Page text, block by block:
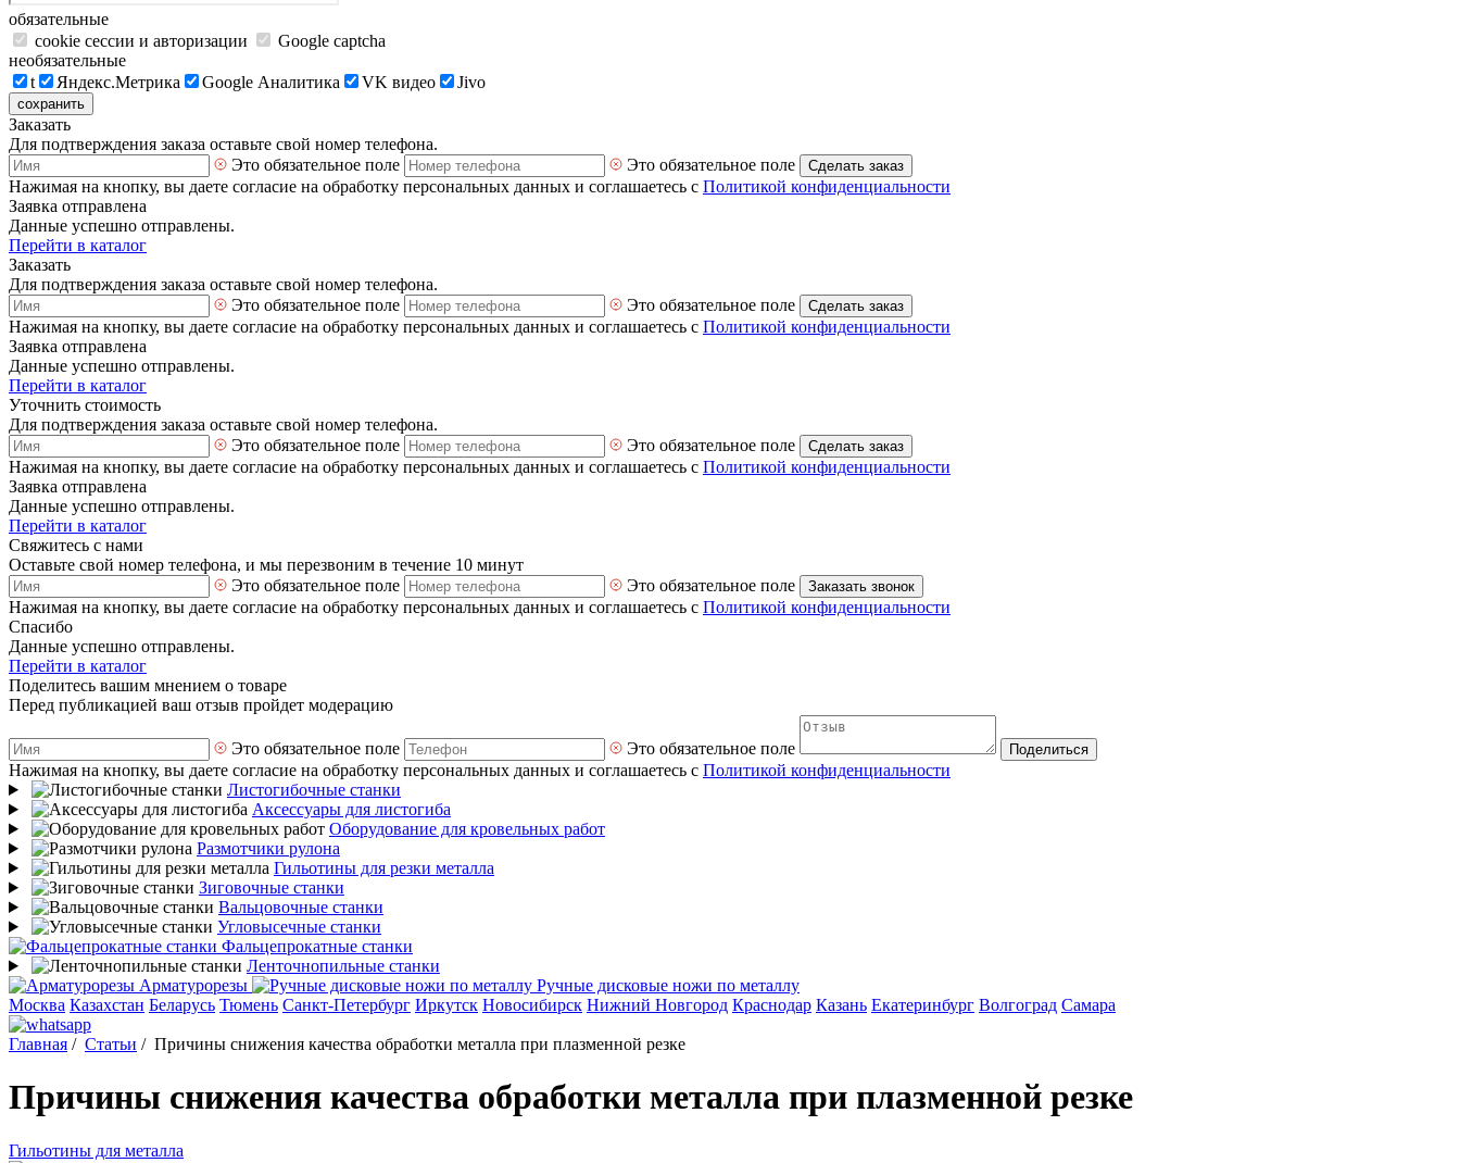
обязательные
cookie сессии и авторизации
Google captcha
необязательные
t
Яндекс.Метрика Google Аналитика VK видео Jivo
сохранить
Заказать
Для подтверждения заказа оставьте свой номер телефона.
Это обязательное поле
Это обязательное поле Сделать заказ
Нажимая на кнопку, вы даете согласие на обработку персональных данных и соглашаетесь с Политикой конфиденциальности
Заявка отправлена
Данные успешно отправлены.
Перейти в каталог
Заказать
Для подтверждения заказа оставьте свой номер телефона.
Это обязательное поле
Это обязательное поле Сделать заказ
Нажимая на кнопку, вы даете согласие на обработку персональных данных и соглашаетесь с Политикой конфиденциальности
Заявка отправлена
Данные успешно отправлены.
Перейти в каталог
Уточнить стоимость
Для подтверждения заказа оставьте свой номер телефона.
Это обязательное поле
Это обязательное поле Сделать заказ
Нажимая на кнопку, вы даете согласие на обработку персональных данных и соглашаетесь с Политикой конфиденциальности
Заявка отправлена
Данные успешно отправлены.
Перейти в каталог
Свяжитесь с нами
Оставьте свой номер телефона, и мы перезвоним в течение 10 минут
Это обязательное поле
Это обязательное поле Заказать звонок
Нажимая на кнопку, вы даете согласие на обработку персональных данных и соглашаетесь с Политикой конфиденциальности
Спасибо
Данные успешно отправлены.
Перейти в каталог
Поделитесь вашим мнением о товаре
Перед публикацией ваш отзыв пройдет модерацию
Это обязательное поле Это обязательное поле Поделиться
Нажимая на кнопку, вы даете согласие на обработку персональных данных и соглашаетесь с Политикой конфиденциальности
Листогибочные станки
Аксессуары для листогиба
Оборудование для кровельных работ
Размотчики рулона
Гильотины для резки металла
Зиговочные станки
Вальцовочные станки
Угловысечные станки
Фальцепрокатные станки
Ленточнопильные станки
Арматурорезы
Ручные дисковые ножи по металлу
Москва Казахстан Беларусь Тюмень Санкт-Петербург Иркутск Новосибирск Нижний Новгород Краснодар Казань Екатеринбург Волгоград Самара
Главная / Статьи / Причины снижения качества обработки металла при плазменной резке
Причины снижения качества обработки металла при плазменной резке
Гильотины для металла